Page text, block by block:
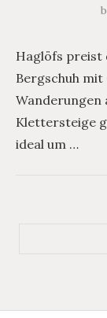
Haglöfs preist
Bergschuh
Wanderungen
Klettersteige
ideal um …